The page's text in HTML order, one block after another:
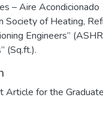
– Aire Acondicionado
Society of Heating,
Engineers”
(Sq.ft.).
Article for the